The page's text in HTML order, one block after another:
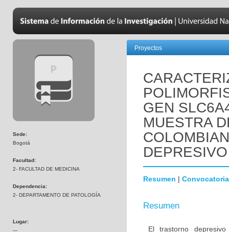
Sede:
Bogotá
Facultad:
2- FACULTAD DE MEDICINA
Dependencia:
2- DEPARTAMENTO DE PATOLOGÍA
Lugar:
---
Proyectos
GEN
MUESTRA
Resumen | Convocatoria
Resumen
El trastorno